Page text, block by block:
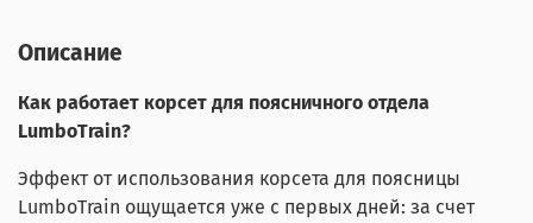
Описание
Как работает корсет для поясничного отдела
LumboTrain?
Эффект от использования корсета для поясницы
LumboTrain ощущается уже с первых дней: за счет